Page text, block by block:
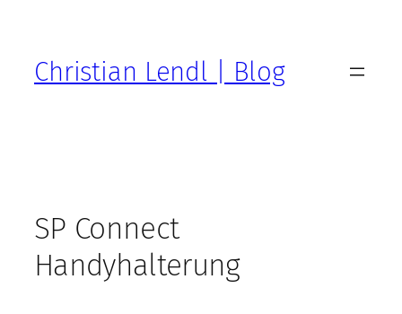
Christian Lendl | Blog
SP Connect
Handyhalterung